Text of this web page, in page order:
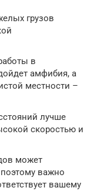
грузов
в
амфибия, а
местности –
лучше
скоростью и
может
важно
вашему